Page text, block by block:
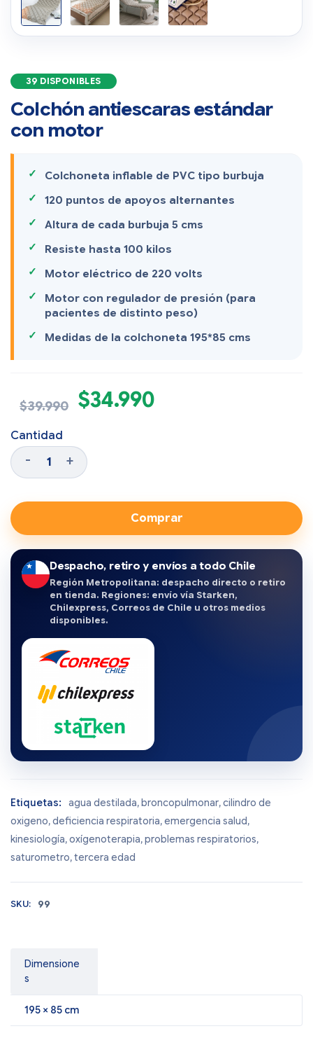
39 DISPONIBLES
Colchón antiescaras estándar
con motor
Colchoneta inflable de PVC tipo burbuja
120 puntos de apoyos alternantes
Altura de cada burbuja 5 cms
Resiste hasta 100 kilos
Motor eléctrico de 220 volts
Motor con regulador de presión (para
pacientes de distinto peso)
Medidas de la colchoneta 195*85 cms
$39.990 $34.990
Cantidad
Comprar
Despacho, retiro y envíos a todo Chile
Región Metropolitana: despacho directo o retiro
en tienda. Regiones: envío vía Starken,
Chilexpress, Correos de Chile u otros medios
disponibles.
Etiquetas: agua destilada, broncopulmonar,cilindro de
oxigeno,deficiencia respiratoria,emergencia salud,
kinesiología,oxígenoterapia,problemas respiratorios,
saturometro,tercera edad
SKU: 99
Dimensione
s
195 × 85 cm